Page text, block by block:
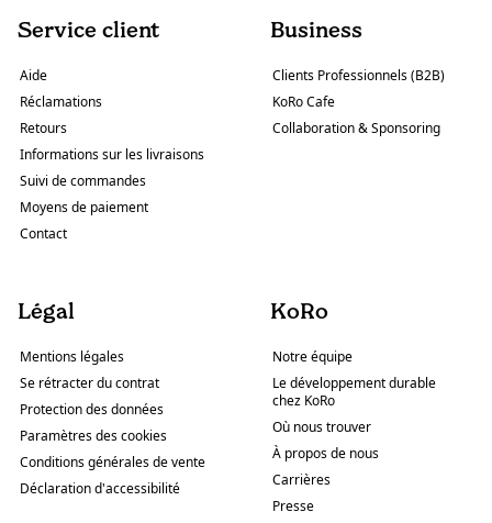
Service client
Aide
Réclamations
Retours
Informations sur les livraisons
Suivi de commandes
Moyens de paiement
Contact
Business
Clients Professionnels (B2B)
KoRo Cafe
Collaboration & Sponsoring
Légal
Mentions légales
Se rétracter du contrat
Protection des données
Paramètres des cookies
Conditions générales de vente
Déclaration d'accessibilité
KoRo
Notre équipe
Le développement durable
chez KoRo
Où nous trouver
À propos de nous
Carrières
Presse